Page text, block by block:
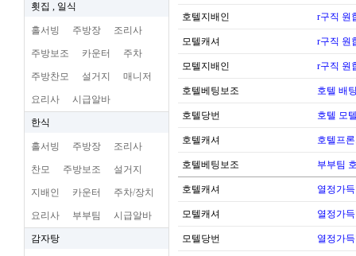
횟집 , 일식
홀서빙 주방장 조리사
주방보조 카운터 주차
주방찬모 설거지 매니저
요리사 시급알바
한식
홀서빙 주방장 조리사
찬모 주방보조 설거지
지배인 카운터 주차/장치
요리사 부부팀 시급알바
감자탕
호텔지배인 r구직 원
모텔캐셔 r구직 원
모텔지배인 r구직 원
호텔베팅보조 호텔 배
호텔당번 호텔 모
호텔캐셔 호텔프
호텔베팅보조 부부팀
호텔캐셔 열정가
모텔캐셔 열정가
모텔당번 열정가